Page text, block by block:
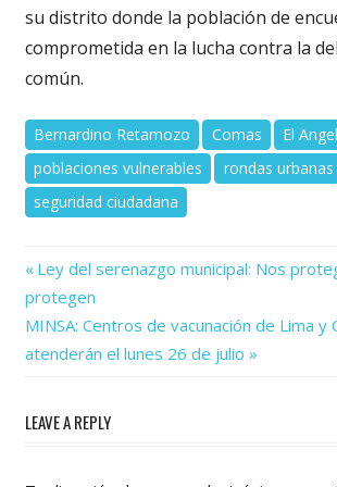
su distrito donde la población de
comprometida en la lucha contra la
común.
Bernardino Retamozo Comas
El
poblaciones vulnerables
rondas urbanas
seguridad ciudadana
Navegación
de
entradas
Previous
Post:
Ley del serenazgo municipal: Nos
protegen
Next
Post:
MINSA: Centros de vacunación de Lima y
atenderán el lunes 26 de julio
LEAVE A REPLY